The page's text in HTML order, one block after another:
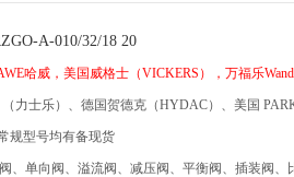
A-010/32/18 20
哈威 ，美国威格士（VICKERS），万福乐
（力士乐）、德国贺德克（HYDAC）、美国
规型号均有备现货
、单向阀、溢流阀、减压阀、平衡阀、插装阀、